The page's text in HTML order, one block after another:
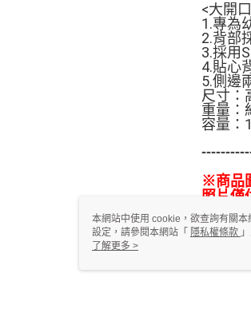
<大開
1.專為
2.背部
3.採用
4.貼心
5.側邊
尺寸：
重量：
容量：
※商品
照片僅
本網站中使用 cookie，欲查詢有關
設定，請參閱本網站「 隱私權條款
使用 cookie。
了解更多 >